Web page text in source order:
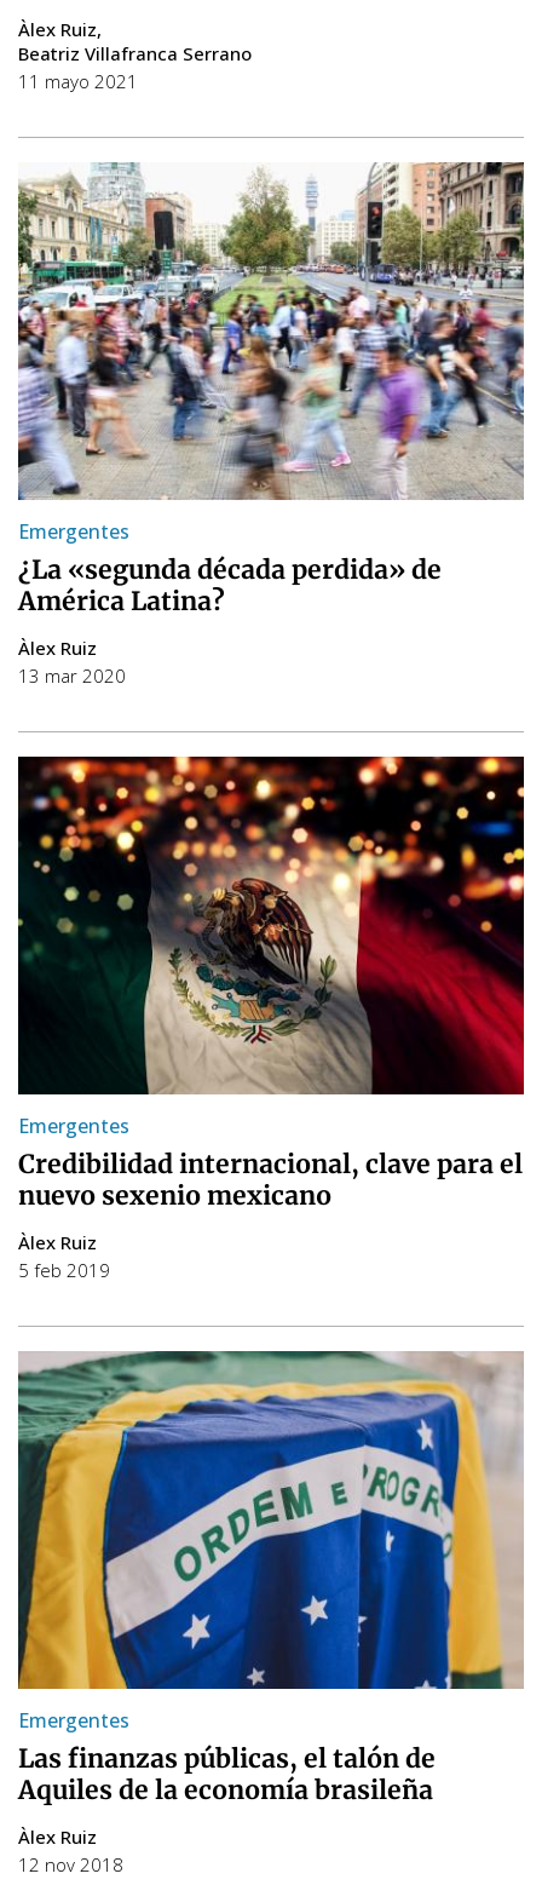
Àlex Ruiz
Beatriz Villafranca Serrano
11 mayo 2021
Emergentes
¿La «segunda década perdida» de
América Latina?
Àlex Ruiz
13 mar 2020
Emergentes
Credibilidad internacional, clave para el
nuevo sexenio mexicano
Àlex Ruiz
5 feb 2019
Emergentes
Las finanzas públicas, el talón de
Aquiles de la economía brasileña
Àlex Ruiz
12 nov 2018